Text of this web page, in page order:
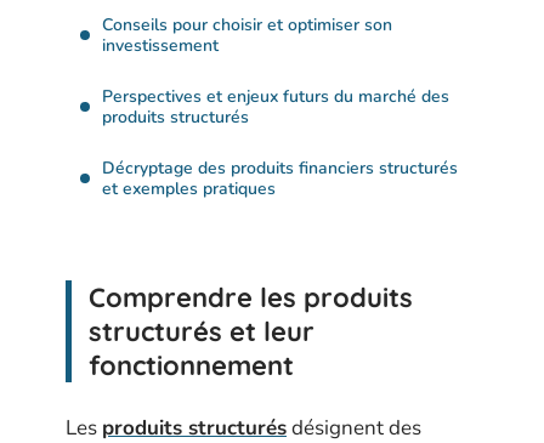
Conseils pour choisir et optimiser son
investissement
Perspectives et enjeux futurs du marché des
produits structurés
Décryptage des produits financiers structurés
et exemples pratiques
Comprendre les produits
structurés et leur
fonctionnement
Les produits structurésdésignent des